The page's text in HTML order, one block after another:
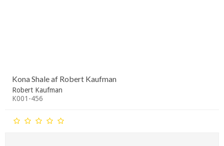
Kona Shale af Robert Kaufman
Robert Kaufman
K001-456